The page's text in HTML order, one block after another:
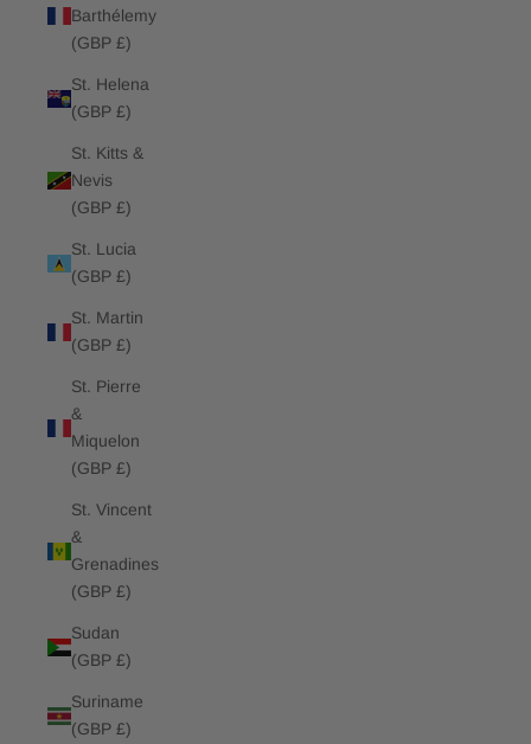
Barthélemy
(GBP £)
St. Helena
(GBP £)
St. Kitts &
Nevis
(GBP £)
St. Lucia
(GBP £)
St. Martin
(GBP £)
St. Pierre
&
Miquelon
(GBP £)
St. Vincent
&
Grenadines
(GBP £)
Sudan
(GBP £)
Suriname
(GBP £)